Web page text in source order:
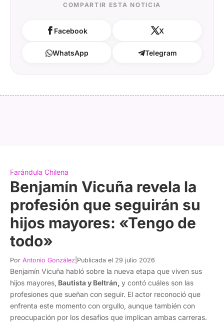
COMPARTIR ESTA NOTICIA
Facebook X
WhatsApp Telegram
Farándula Chilena
Benjamín Vicuña revela la
profesión que seguirán su
hijos mayores: «Tengo de
todo»
Por Antonio González Publicada el 29 julio 2026
Benjamín Vicuña habló sobre la nueva etapa que viven sus
hijos mayores, Bautista y Beltrán, y contó cuáles son las
profesiones que sueñan con seguir. El actor reconoció que
enfrenta este momento con orgullo, aunque también con
preocupación por los desafíos que implican ambas carreras.